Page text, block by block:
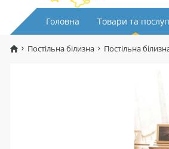
Головна Товари та
Постільна білизна Постільна